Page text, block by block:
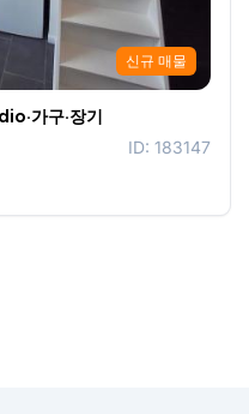
신규 매물
가구·장기
ID: 183147